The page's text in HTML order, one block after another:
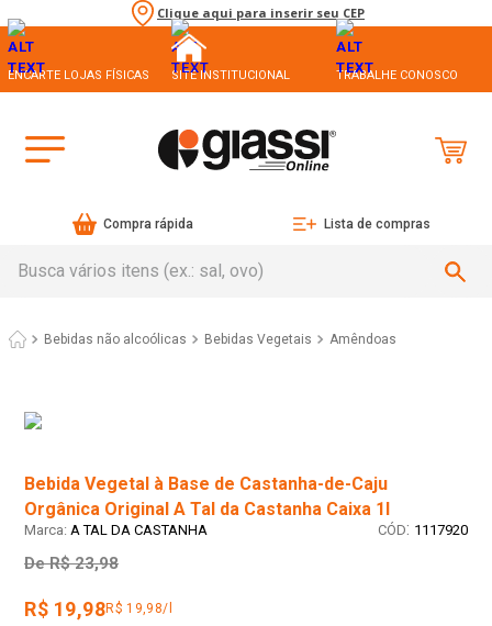
Clique aqui para inserir seu CEP
ENCARTE LOJAS FÍSICAS SITE INSTITUCIONAL TRABALHE CONOSCO
Compra rápida Lista de compras
Bebidas não alcoólicas Bebidas Vegetais Amêndoas
Bebida Vegetal à Base de Castanha-de-Caju
Orgânica Original A Tal da Castanha Caixa 1l
A TAL DA CASTANHA : 1117920
De R$ 23,98
R$ 19,98R$ 19,98/l